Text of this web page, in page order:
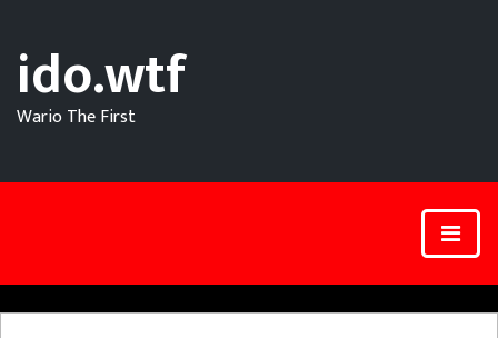
ido.wtf
Wario The First